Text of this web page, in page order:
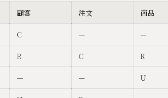
顧客 注文 商品
C — —
R C R
— — U